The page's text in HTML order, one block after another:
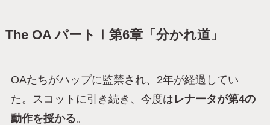
The OA パートⅠ第6章「分かれ道」
OAたちがハップに監禁され、2年が経過してい
た。スコットに引き続き、今度はレナータが第4の
動作を授かる。